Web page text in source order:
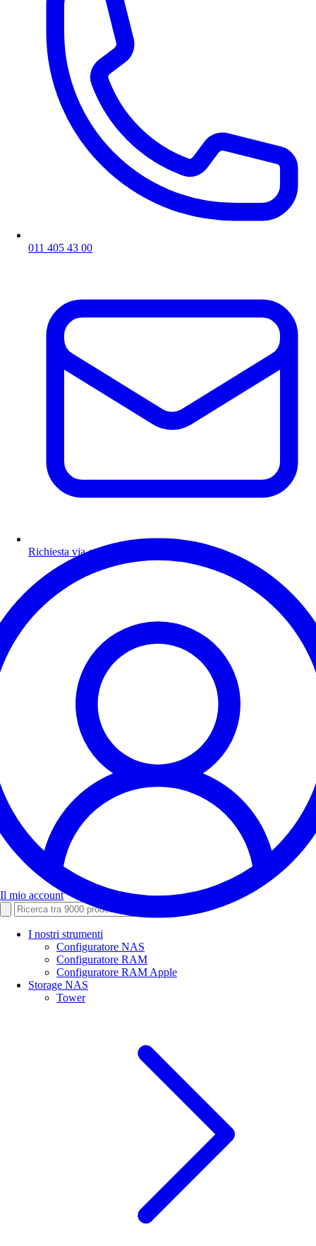
011 405 43 00
Richiesta via email
Il mio account
I nostri strumenti
Configuratore NAS
Configuratore RAM
Configuratore RAM Apple
Storage NAS
Tower